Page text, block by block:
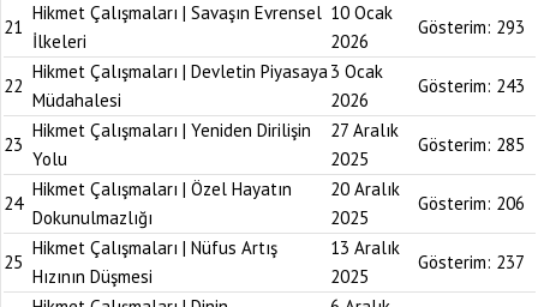
21
Hikmet Çalışmaları | Savaşın Evrensel
İlkeleri
10 Ocak
2026
Gösterim: 293
22
Hikmet Çalışmaları | Devletin Piyasaya
Müdahalesi
3 Ocak
2026
Gösterim: 243
23
Hikmet Çalışmaları | Yeniden Dirilişin
Yolu
27 Aralık
2025
Gösterim: 285
24
Hikmet Çalışmaları | Özel Hayatın
Dokunulmazlığı
20 Aralık
2025
Gösterim: 206
25
Hikmet Çalışmaları | Nüfus Artış
Hızının Düşmesi
13 Aralık
2025
Gösterim: 237